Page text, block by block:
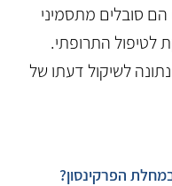
סובלים מתסמיני
לטיפול התרופתי.
לשיקול דעתו של
הפרקינסון?